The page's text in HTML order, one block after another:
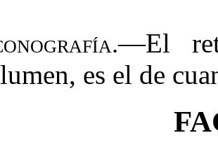
—El
es el de